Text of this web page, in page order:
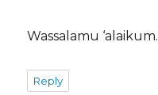
Wassalamu ‘alaikum.
Reply